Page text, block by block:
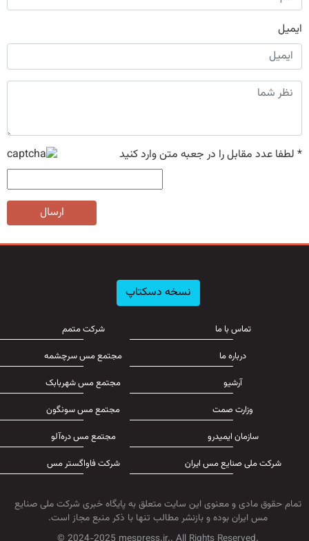
ایمیل
* لطفا عدد مقابل را در جعبه متن وارد کنید
ارسال
نسخه دسکتاپ
تماس با ما
درباره ما
آرشیو
وزارت صمت
سازمان ایمیدرو
شرکت ملی صنایع مس ایران
شرکت متمم
مجتمع مس سرچشمه
مجتمع مس شهربابک
مجتمع مس سونگون
مجتمع مس دره‌آلو
شرکت فاواگستر مس
تمام حقوق مادی و معنوی این سایت متعلق به پایگاه خبری شرکت ملی صنایع
مس ایران بوده و بازنشر مطالب تنها با ذکر منبع مجاز است.